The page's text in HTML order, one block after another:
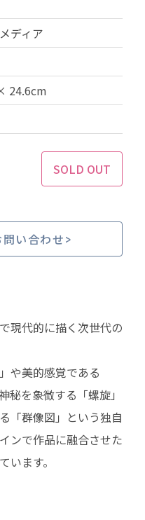
ディア
24.6cm
SOLD OUT
い合わせ
現代的に描く次世代の
や美的感覚である
秘を象徴する「螺旋」
「群像図」という独自
ンで作品に融合させた
います。